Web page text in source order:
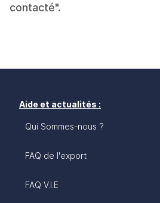
contacté".
Aide et actualités :
Qui Sommes-nous ?
FAQ de l'export
FAQ V.I.E